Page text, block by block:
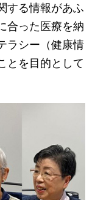
する情報があふ
合った医療を納
ラシー（健康情
とを目的として